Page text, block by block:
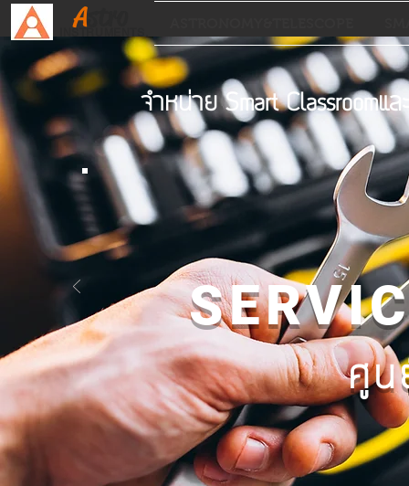
A
จำหน่าย Smart Classroom
ศูน